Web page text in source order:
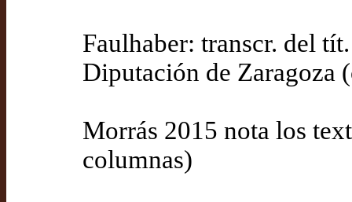
Faulhaber: transcr. del
Diputación de Zaragoza
Morrás 2015 nota los
columnas)